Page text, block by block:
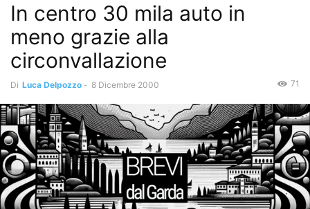
In centro 30 mila auto in
meno grazie alla
circonvallazione
Di Luca Delpozzo - 8 Dicembre 2000 71